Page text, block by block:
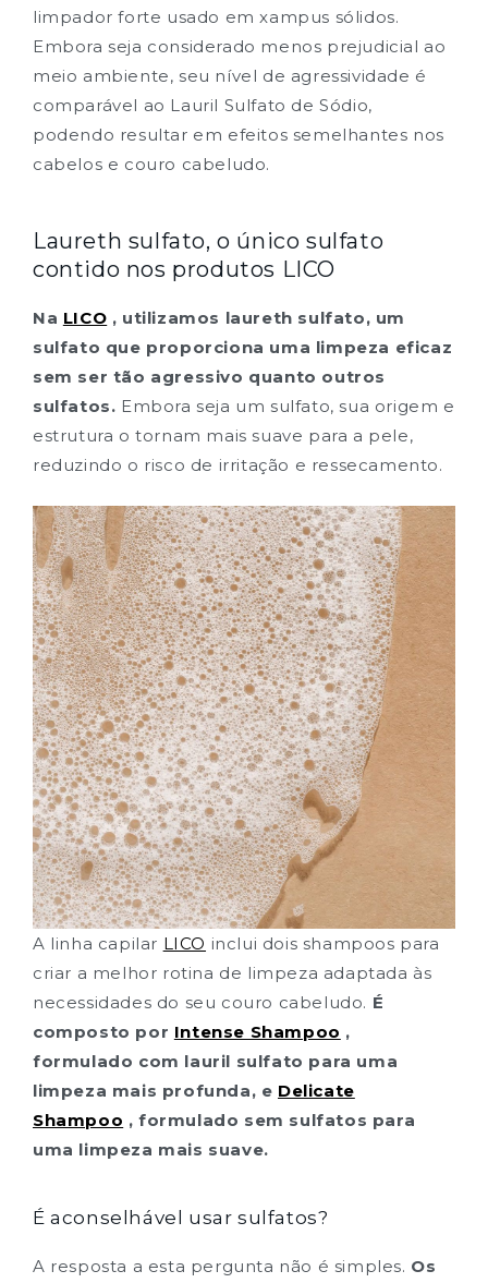
limpador forte usado em xampus sólidos.
Embora seja considerado menos prejudicial ao
meio ambiente, seu nível de agressividade é
comparável ao Lauril Sulfato de Sódio,
podendo resultar em efeitos semelhantes nos
cabelos e couro cabeludo.
Laureth sulfato, o único sulfato
contido nos produtos LICO
Na LICO , utilizamos laureth sulfato, um
sulfato que proporciona uma limpeza eficaz
sem ser tão agressivo quanto outros
sulfatos. Embora seja um sulfato, sua origem e
estrutura o tornam mais suave para a pele,
reduzindo o risco de irritação e ressecamento.
A linha capilar LICO inclui dois shampoos para
criar a melhor rotina de limpeza adaptada às
necessidades do seu couro cabeludo. É
composto por Intense Shampoo ,
formulado com lauril sulfato para uma
limpeza mais profunda, e Delicate
Shampoo , formulado sem sulfatos para
uma limpeza mais suave.
É aconselhável usar sulfatos?
A resposta a esta pergunta não é simples. Os